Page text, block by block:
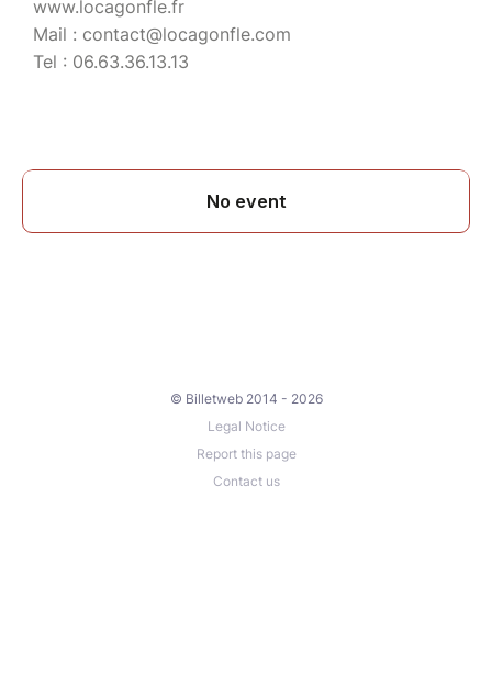
www.locagonfle.fr
Mail : contact@locagonfle.com
Tel : 06.63.36.13.13
© Billetweb 2014 - 2026
Legal Notice
Report this page
Contact us